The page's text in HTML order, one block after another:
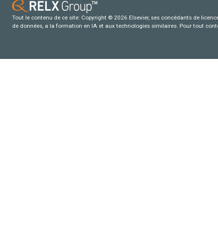
Tout le contenu de ce site: Copyright © 2026 Elsevier, ses concédants de
de données, a la formation en IA et aux technologies similaires. Pour tout